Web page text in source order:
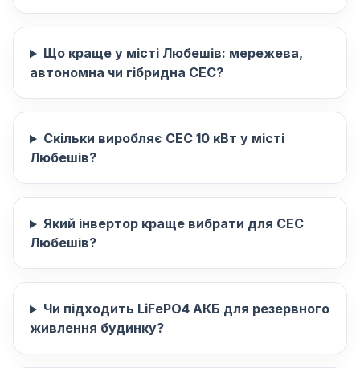
Що краще у місті Любешів: мережева,
автономна чи гібридна СЕС?
Скільки виробляє СЕС 10 кВт у місті
Любешів?
Який інвертор краще вибрати для СЕС
Любешів?
Чи підходить LiFePO4 АКБ для резервного
живлення будинку?